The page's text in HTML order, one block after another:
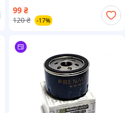
99 ₴
120 ₴ -17%